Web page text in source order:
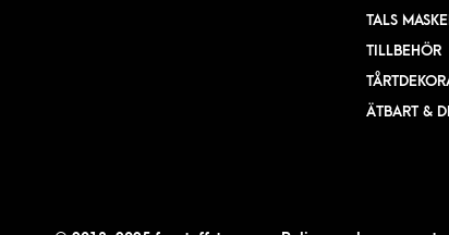
TALS
TILLBEHÖR
ÄTBART &